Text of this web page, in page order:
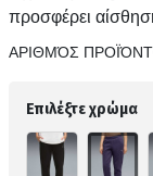
προσφέρει
ΑΡΙΘΜΌΣ
Επιλέξτε χρώμα